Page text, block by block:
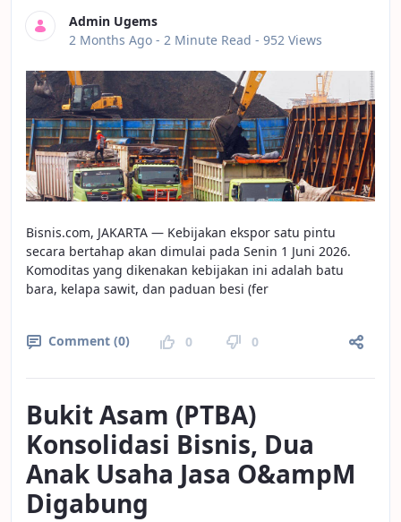
Admin Ugems
Published Date
2 Months Ago - 2 Minute Read - 952 Views
Bisnis.com, JAKARTA — Kebijakan ekspor satu pintu
secara bertahap akan dimulai pada Senin 1 Juni 2026.
Komoditas yang dikenakan kebijakan ini adalah batu
bara, kelapa sawit, dan paduan besi (fer
Comment (0) 0 0
Bukit Asam (PTBA)
Konsolidasi Bisnis, Dua
Anak Usaha Jasa O&ampM
Digabung